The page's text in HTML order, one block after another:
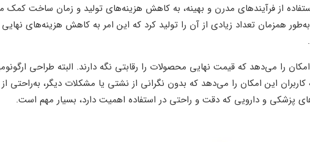
از فرآیندهای مدرن و بهینه، به کاهش هزینه‌های تولید و زمان ساخت کمک
همزمان تعداد زیادی از آن را تولید کرد که این امر به کاهش هزینه‌های نهایی
را می‌دهد که قیمت نهایی محصولات را رقابتی نگه دارند. البته طراحی
این امکان را می‌دهد که بدون نگرانی از نشتی یا مشکلات دیگر، به‌راحتی
پزشکی و دارویی که دقت و راحتی در استفاده اهمیت دارد، بسیار مهم است.